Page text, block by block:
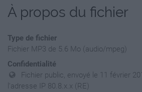
À propos du fichier
Type de fichier
Fichier MP3 de 5.6 Mo (audio/mpeg)
Confidentialité
Fichier public, envoyé le 11 février
l'adresse IP 80.8.x.x (RE)